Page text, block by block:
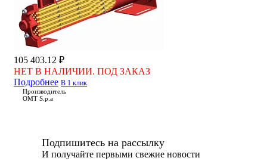
105 403.12 ₽
НЕТ В НАЛИЧИИ. ПОД ЗАКАЗ
Подробнее В 1 клик
Производитель
OMT S.p.a
Подпишитесь на рассылку
И получайте первыми свежие новости